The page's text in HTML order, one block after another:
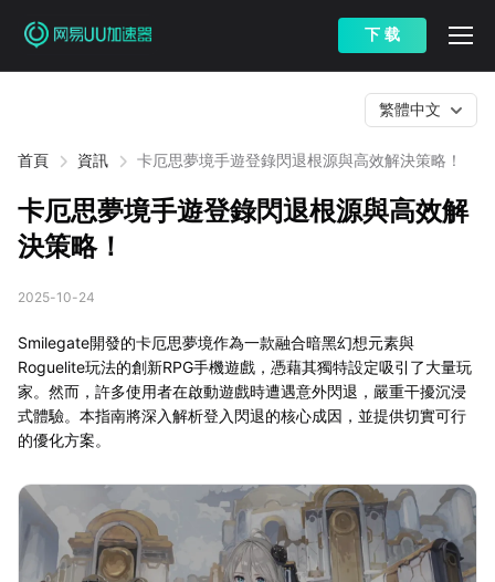
下 载
首頁 資訊 卡厄思夢境手遊登錄閃退根源與高效解決策略！
繁體中文
卡厄思夢境手遊登錄閃退根源與高效解
決策略！
2025-10-24
Smilegate開發的卡厄思夢境作為一款融合暗黑幻想元素與
Roguelite玩法的創新RPG手機遊戲，憑藉其獨特設定吸引了大量玩
家。然而，許多使用者在啟動遊戲時遭遇意外閃退，嚴重干擾沉浸
式體驗。本指南將深入解析登入閃退的核心成因，並提供切實可行
的優化方案。